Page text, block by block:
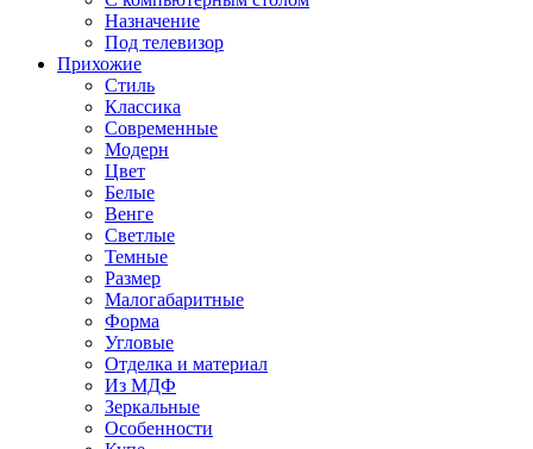
Назначение
Под телевизор
Прихожие
Стиль
Классика
Современные
Модерн
Цвет
Белые
Венге
Светлые
Темные
Размер
Малогабаритные
Форма
Угловые
Отделка и материал
Из МДФ
Зеркальные
Особенности